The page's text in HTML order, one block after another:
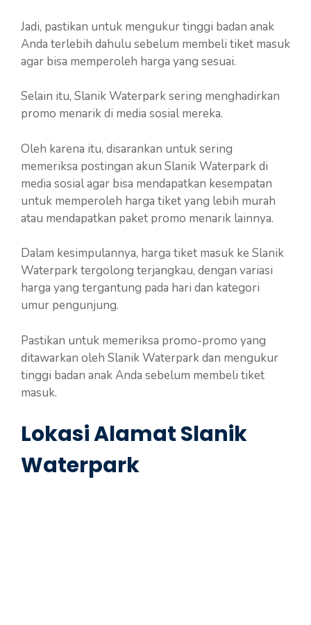
Jadi, pastikan untuk mengukur tinggi badan anak
Anda terlebih dahulu sebelum membeli tiket masuk
agar bisa memperoleh harga yang sesuai.
Selain itu, Slanik Waterpark sering menghadirkan
promo menarik di media sosial mereka.
Oleh karena itu, disarankan untuk sering
memeriksa postingan akun Slanik Waterpark di
media sosial agar bisa mendapatkan kesempatan
untuk memperoleh harga tiket yang lebih murah
atau mendapatkan paket promo menarik lainnya.
Dalam kesimpulannya, harga tiket masuk ke Slanik
Waterpark tergolong terjangkau, dengan variasi
harga yang tergantung pada hari dan kategori
umur pengunjung.
Pastikan untuk memeriksa promo-promo yang
ditawarkan oleh Slanik Waterpark dan mengukur
tinggi badan anak Anda sebelum membeli tiket
masuk.
Lokasi Alamat Slanik
Waterpark